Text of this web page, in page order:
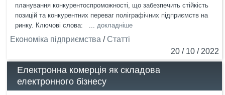
планування конкурентоспроможності, що забезпечить стійкість
позицій та конкурентних переваг поліграфічних підприємств на
ринку. Ключові слова: ... докладніше
Економіка підприємства /Статті
20 / 10 / 2022
Електронна комерція як складова
електронного бізнесу